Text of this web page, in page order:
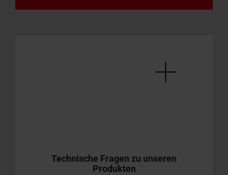
Technische Fragen zu unseren
Produkten